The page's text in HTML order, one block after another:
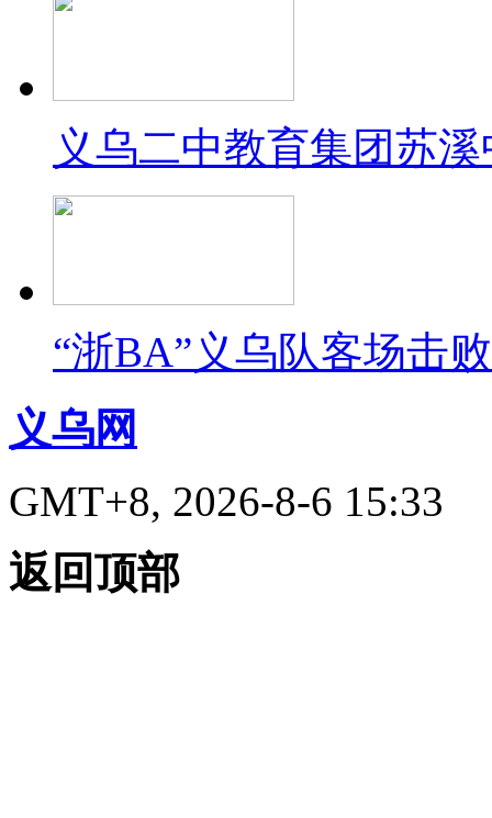
义乌二中教育集团苏
“浙BA”义乌队客场击
义乌网
GMT+8, 2026-8-6 15:33
返回顶部